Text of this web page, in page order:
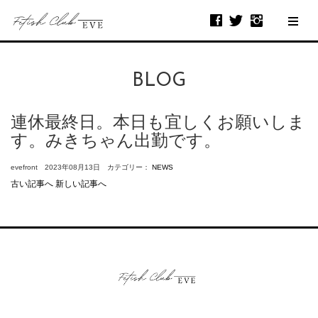
BLOG
連休最終日。本日も宜しくお願いしま
す。みきちゃん出勤です。
evefront 2023年08月13日 カテゴリー： NEWS
古い記事へ 新しい記事へ